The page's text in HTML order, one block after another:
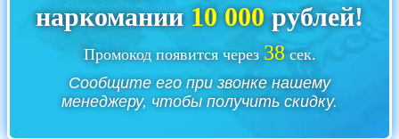
наркомании 10 000рублей!
Промокод появится через 37сек.
Сообщите его при звонке нашему
менеджеру, чтобы получить скидку.